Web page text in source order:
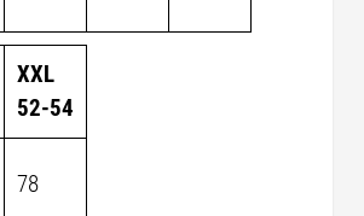
XXL
52-54
78